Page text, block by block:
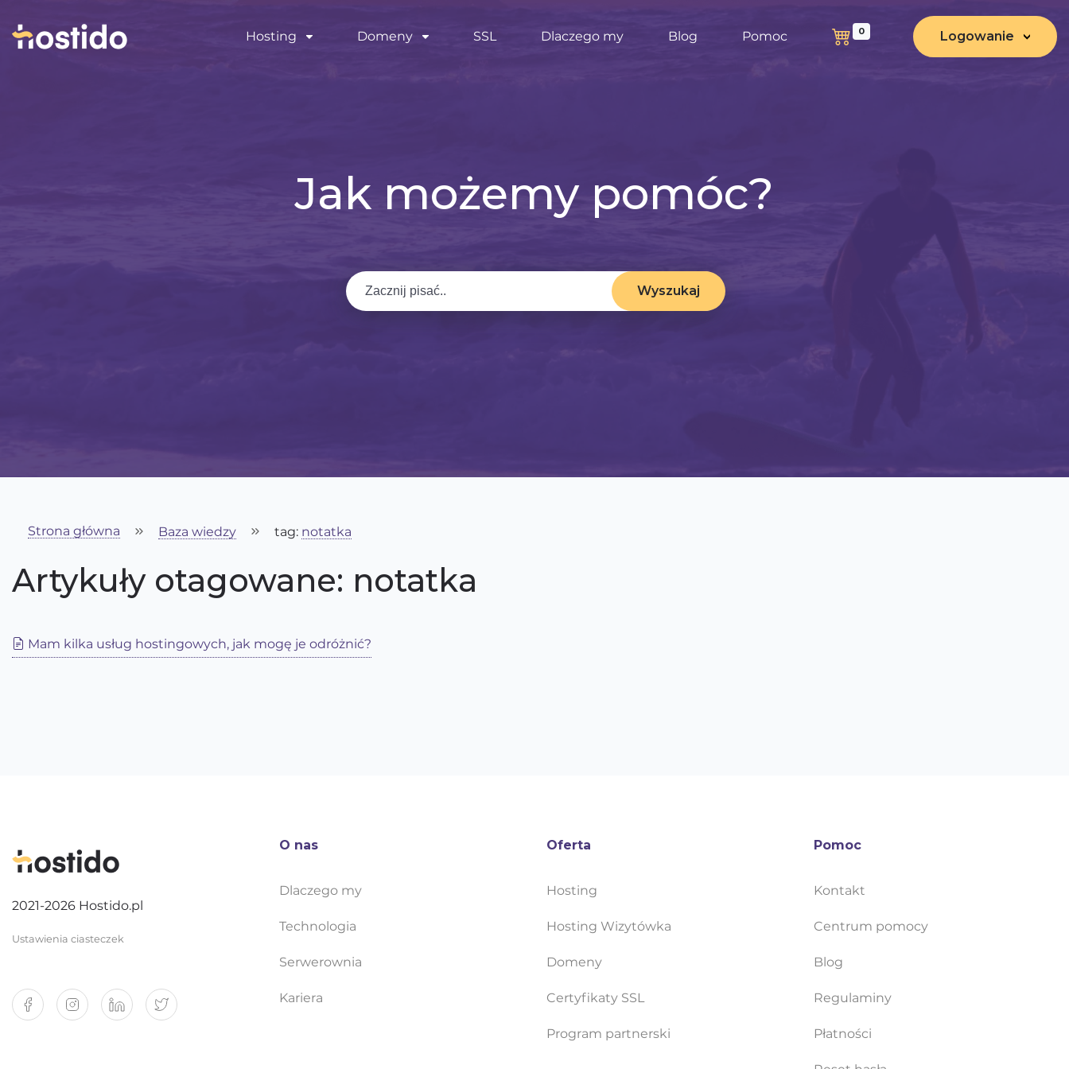
Hosting Domeny SSL Dlaczego my Blog Pomoc 0 Logowanie
Jak możemy pomóc?
Wyszukaj
Strona główna Baza wiedzy tag: notatka
Artykuły otagowane: notatka
Mam kilka usług hostingowych, jak mogę je odróżnić?
2021-2026 Hostido.pl
Ustawienia ciasteczek
O nas
Dlaczego my
Technologia
Serwerownia
Kariera
Oferta
Hosting
Hosting Wizytówka
Domeny
Certyfikaty SSL
Program partnerski
Pomoc
Kontakt
Centrum pomocy
Blog
Regulaminy
Płatności